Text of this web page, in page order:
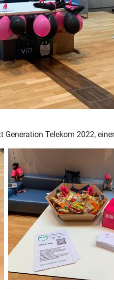
Generation Telekom 2022,